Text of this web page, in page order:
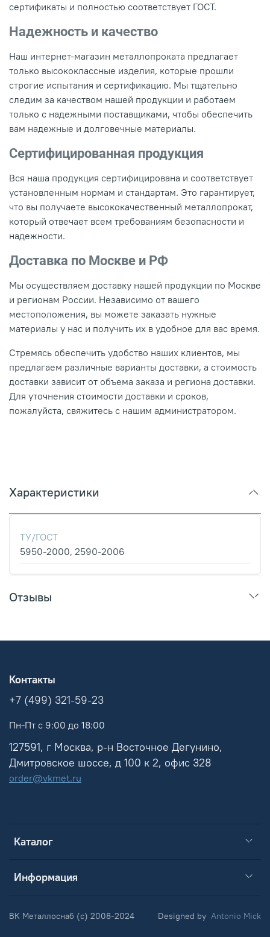
сертификаты и полностью соответствует ГОСТ.
Надежность и качество
Наш интернет-магазин металлопроката предлагает
только высококлассные изделия, которые прошли
строгие испытания и сертификацию. Мы тщательно
следим за качеством нашей продукции и работаем
только с надежными поставщиками, чтобы обеспечить
вам надежные и долговечные материалы.
Сертифицированная продукция
Вся наша продукция сертифицирована и соответствует
установленным нормам и стандартам. Это гарантирует,
что вы получаете высококачественный металлопрокат,
который отвечает всем требованиям безопасности и
надежности.
Доставка по Москве и РФ
Мы осуществляем доставку нашей продукции по Москве
и регионам России. Независимо от вашего
местоположения, вы можете заказать нужные
материалы у нас и получить их в удобное для вас время.
Стремясь обеспечить удобство наших клиентов, мы
предлагаем различные варианты доставки, а стоимость
доставки зависит от объема заказа и региона доставки.
Для уточнения стоимости доставки и сроков,
пожалуйста, свяжитесь с нашим администратором.
Характеристики
ТУ/ГОСТ
5950-2000, 2590-2006
Отзывы
Каталог
Информация
Контакты
+7 (499) 321-59-23
Пн-Пт с 9:00 до 18:00
127591, г Москва, р-н Восточное Дегунино,
Дмитровское шоссе, д 100 к 2, офис 328
order@vkmet.ru
ВК Металлоснаб (c) 2008-2024 Designed by Antonio Mick